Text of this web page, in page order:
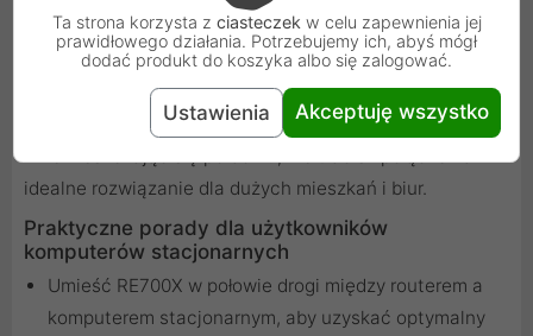
OneMesh - Jedna sieć, pełna swoboda
Dzięki wsparciu dla technologii OneMesh, RE700X
współpracuje z kompatybilnymi routerami TP-Link,
tworząc jednolitą sieć WiFi z jednym SSID.
Przemieszczając się po domu, nie tracisz połączenia -
idealne rozwiązanie dla dużych mieszkań i biur.
Praktyczne porady dla użytkowników
komputerów stacjonarnych
Umieść RE700X w połowie drogi między routerem a
komputerem stacjonarnym, aby uzyskać optymalny
Ta strona korzysta z ciasteczek w celu zapewnienia jej
prawidłowego działania. Potrzebujemy ich, abyś mógł
dodać produkt do koszyka albo się zalogować.
Ustawienia Akceptuję wszystko